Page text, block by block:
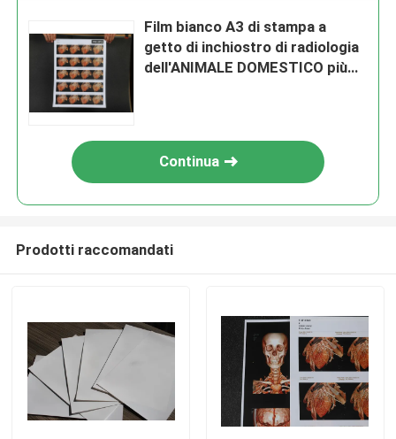
Casa
Film bianco A3 di stampa a
getto di inchiostro di radiologia
dell'ANIMALE DOMESTICO più
Continua
Prodotti raccomandati